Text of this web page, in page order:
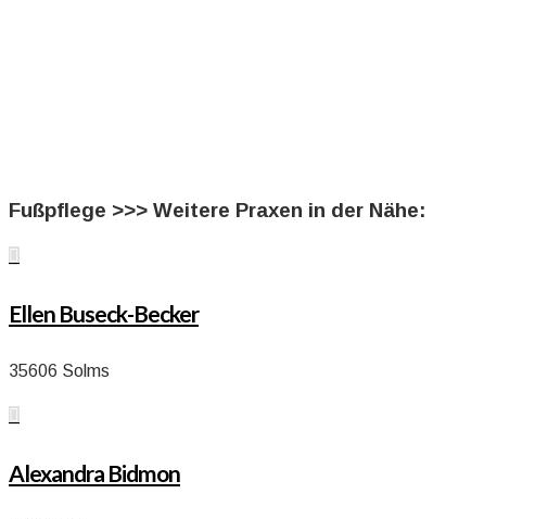
Fußpflege >>> Weitere Praxen in der Nähe:

Ellen Buseck-Becker
35606 Solms

Alexandra Bidmon